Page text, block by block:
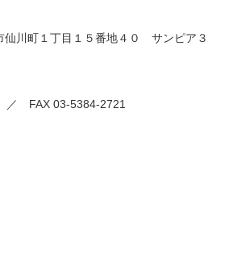
川町１丁目１５番地４０ サンピア３
／ FAX 03-5384-2721